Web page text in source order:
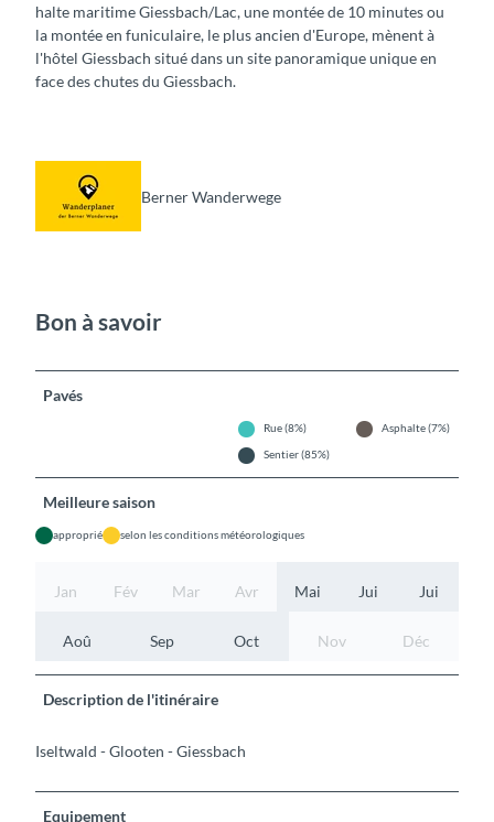
halte maritime Giessbach/Lac, une montée de 10 minutes ou
la montée en funiculaire, le plus ancien d'Europe, mènent à
l'hôtel Giessbach situé dans un site panoramique unique en
face des chutes du Giessbach.
Berner Wanderwege
Bon à savoir
Pavés
Rue (8%)
Asphalte (7%)
Sentier (85%)
Meilleure saison
approprié selon les conditions météorologiques
Jan Fév Mar Avr Mai Jui Jui
Aoû Sep Oct Nov Déc
Description de l'itinéraire
Iseltwald - Glooten - Giessbach
Equipement